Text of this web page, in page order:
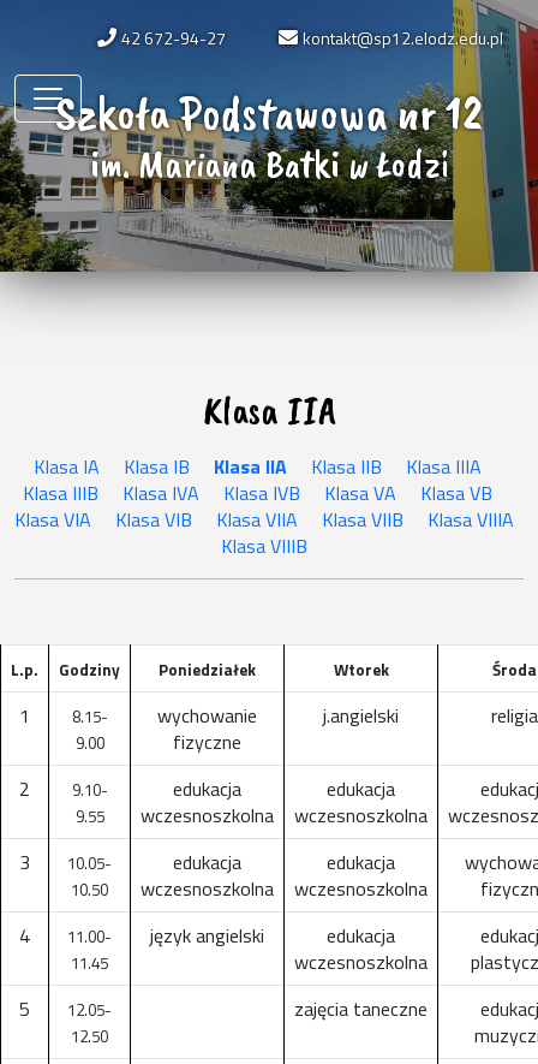
42 672-94-27 kontakt@sp12.elodz.edu.pl
Szkoła Podstawowa nr 12
im. Mariana Batki w Łodzi
Klasa IIA
Klasa IA Klasa IB Klasa IIA Klasa IIB
Klasa IIIA
Klasa IIIB
Klasa IVA Klasa IVB Klasa VA
Klasa VB
Klasa VIA
Klasa VIB Klasa VIIA Klasa VIIB
Klasa VIIIA
Klasa VIIIB
L.p. Godziny Poniedziałek Wtorek Środa
1
8.15-
9.00
wychowanie
fizyczne
j.angielski religia
2
9.10-
9.55
edukacja
wczesnoszkolna
edukacja
wczesnoszkolna
3
10.05-
10.50
edukacja
wczesnoszkolna
edukacja
wczesnoszkolna
4
11.00-
11.45
język angielski
edukacja
wczesnoszkolna
5
12.05-
12.50
zajęcia taneczne